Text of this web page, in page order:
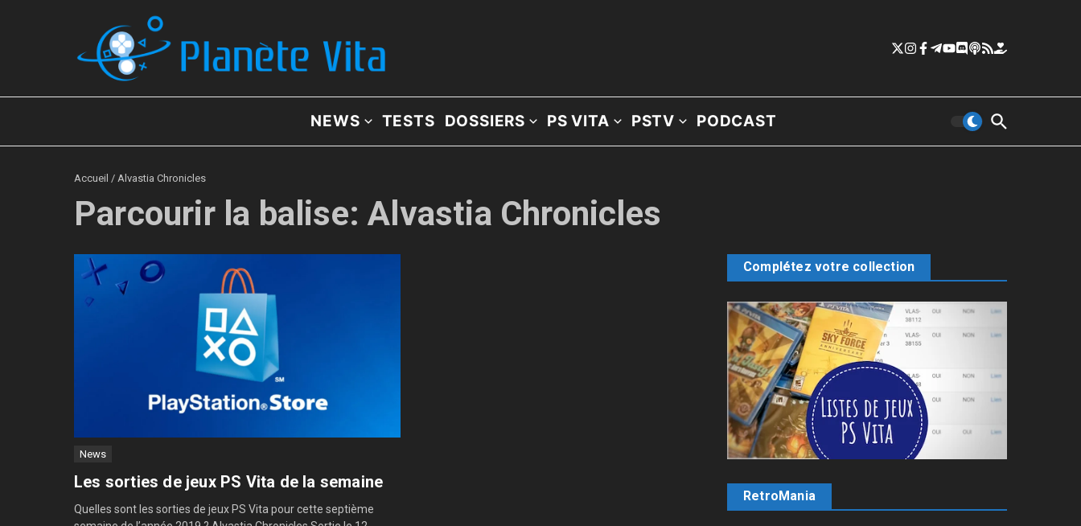
NEWS TESTS DOSSIERS PS VITA PSTV PODCAST
Accueil / Alvastia Chronicles
Parcourir la balise: Alvastia Chronicles
News
Les sorties de jeux PS Vita de la semaine
Quelles sont les sorties de jeux PS Vita pour cette septième
Complétez votre collection
RetroMania